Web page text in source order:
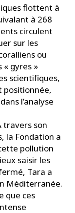
flottent à
à 268
circulent
sur les
ou
« gyres »
scientifiques,
positionnée,
l’analyse
travers son
la Fondation a
pollution
saisir les
Tara a
Méditerranée.
que ces